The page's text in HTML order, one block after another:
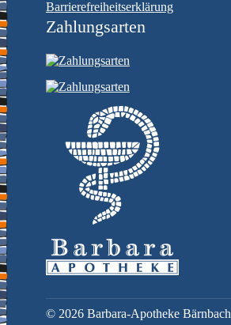
Barrierefreiheitserklärung
Zahlungsarten
© 2026 Barbara-Apotheke Bärnbach